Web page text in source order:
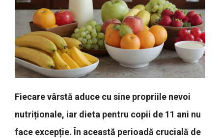
Fiecare vârstă aduce cu sine propriile nevoi
nutriționale, iar dieta pentru copii de 11 ani nu
face excepție. În această perioadă crucială de